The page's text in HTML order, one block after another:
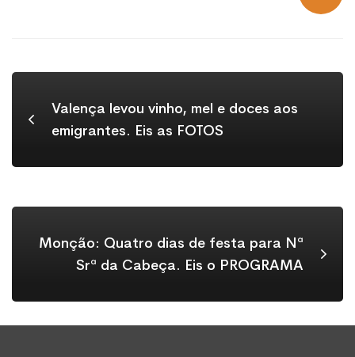
Valença levou vinho, mel e doces aos
emigrantes. Eis as FOTOS
Monção: Quatro dias de festa para Nª
Srª da Cabeça. Eis o PROGRAMA